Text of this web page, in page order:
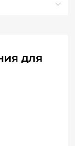
для